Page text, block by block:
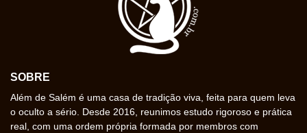
SOBRE
Além de Salém é uma casa de tradição viva, feita para quem leva
o oculto a sério. Desde 2016, reunimos estudo rigoroso e prática
real, com uma ordem própria formada por membros com